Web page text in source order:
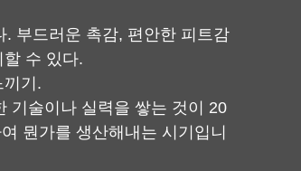
부드러운 촉감, 편안한 피트감
수 있다.
기.
기술이나 실력을 쌓는 것이 20
뭔가를 생산해내는 시기입니